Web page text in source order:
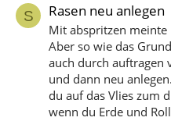
S Rasen neu anlegen
Mit abspritzen meinte
Aber so wie das
auch durch auftragen
und dann neu
du auf das Vlies zum
wenn du Erde und